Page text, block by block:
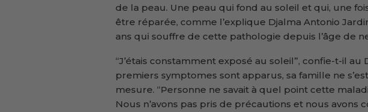
de la peau. Une peau qui fond au soleil et qui, une
être réparée, comme l’explique Djalma Antonio
ans qui souffre de cette pathologie depuis l’âge de
“J’étais constamment exposé au soleil”, confie-t-il au
premiers symptomes sont apparus, sa famille ne
mesure. “Personne ne savait à quel point cette
Nous n’avons pas pris de précautions et nous avons